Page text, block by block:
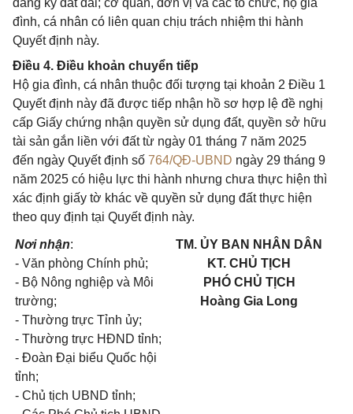
đăng ký đất đai; cơ quan, đơn vị và các tổ chức, hộ gia
đình, cá nhân có liên quan chịu trách nhiệm thi hành
Quyết định này.
Điều 4. Điều khoản chuyển tiếp
Hộ gia đình, cá nhân thuộc đối tượng tại khoản 2 Điều 1
Quyết định này đã được tiếp nhận hồ sơ hợp lệ đề nghị
cấp Giấy chứng nhận quyền sử dụng đất, quyền sở hữu
tài sản gắn liền với đất từ ngày 01 tháng 7 năm 2025
đến ngày Quyết định số 764/QĐ-UBND ngày 29 tháng 9
năm 2025 có hiệu lực thi hành nhưng chưa thực hiện thì
xác định giấy tờ khác về quyền sử dụng đất thực hiện
theo quy định tại Quyết định này.
Nơi nhận:
- Văn phòng Chính phủ;
- Bộ Nông nghiệp và Môi
trường;
- Thường trực Tỉnh ủy;
- Thường trực HĐND tỉnh;
- Đoàn Đại biểu Quốc hội
tỉnh;
- Chủ tịch UBND tỉnh;
TM. ỦY BAN NHÂN DÂN
KT. CHỦ TỊCH
PHÓ CHỦ TỊCH
Hoàng Gia Long